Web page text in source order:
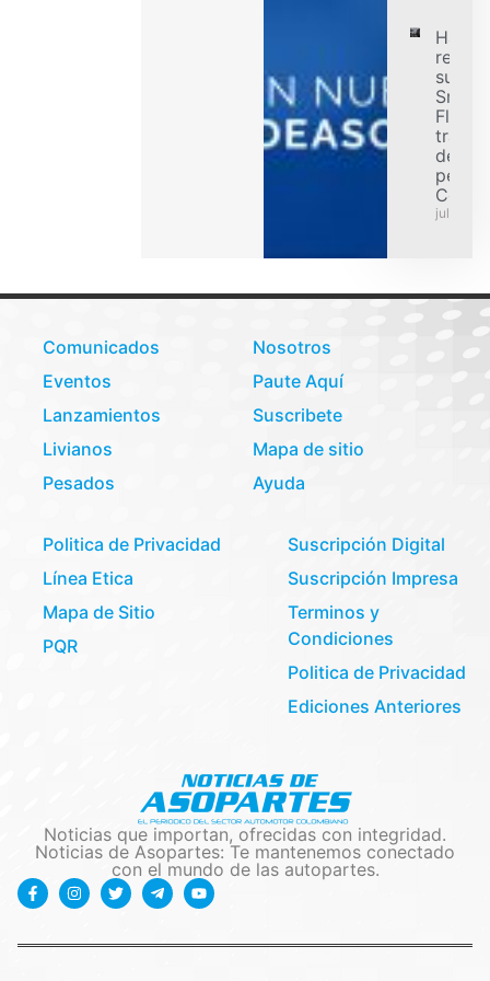
su
Smart
Flex
de
julio 31,
Comunicados
Eventos
Lanzamientos
Livianos
Pesados
Nosotros
Paute Aquí
Suscribete
Mapa de sitio
Ayuda
Politica de Privacidad
Línea Etica
Mapa de Sitio
PQR
Suscripción Digital
Suscripción Impresa
Terminos y
Condiciones
Politica de Privacidad
Ediciones Anteriores
Noticias que importan, ofrecidas con integridad.
Noticias de Asopartes: Te mantenemos conectado
con el mundo de las autopartes.